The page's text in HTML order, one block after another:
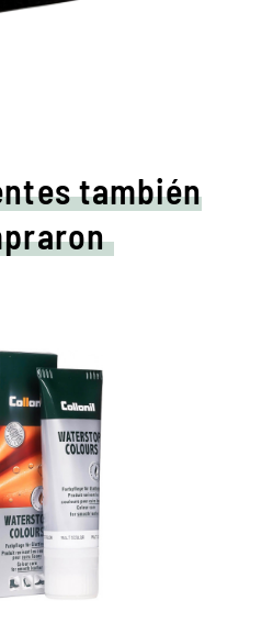
también
de colores y
los materiales lisos de
con efecto de